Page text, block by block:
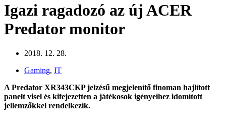
Igazi ragadozó az új ACER
Predator monitor
2018. 12. 28.
Gaming, IT
A Predator XR343CKP jelzésű megjelenítő finoman hajlított
panelt visel és kifejezetten a játékosok igényeihez idomított
jellemzőkkel rendelkezik.